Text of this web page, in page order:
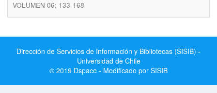
VOLUMEN 06; 133-168
Dirección de Servicios de Información y Bibliotecas (SISIB) -
Universidad de Chile
© 2019 Dspace - Modificado por SISIB